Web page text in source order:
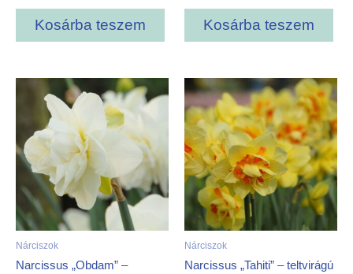
Kosárba teszem Kosárba teszem
Nárciszok
Narcissus „Obdam” –
Nárciszok
Narcissus „Tahiti” – teltvirágú